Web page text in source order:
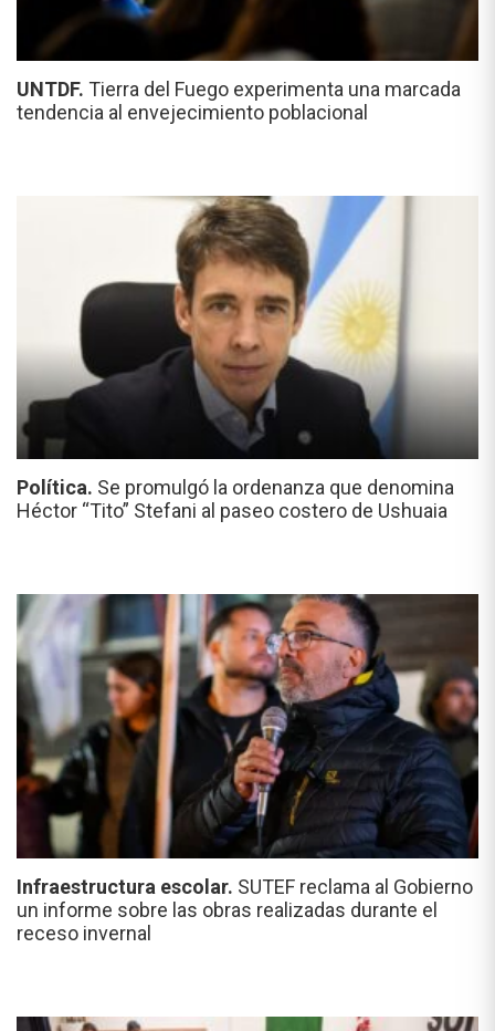
UNTDF. Tierra del Fuego experimenta una marcada
tendencia al envejecimiento poblacional
Política. Se promulgó la ordenanza que denomina
Héctor “Tito” Stefani al paseo costero de Ushuaia
Infraestructura escolar. SUTEF reclama al Gobierno
un informe sobre las obras realizadas durante el
receso invernal